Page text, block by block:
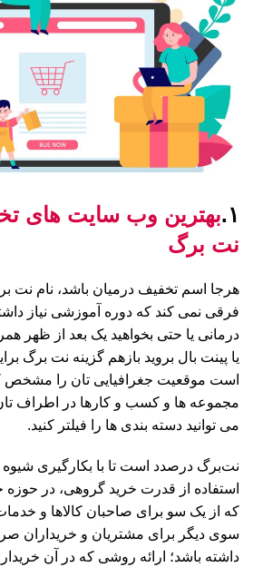
۱. بهترین وب سایت های
نت برگ
هرجا اسم تخفیف درمیان باشد، نام نت
فرقی نمی کند که دوره آموزشی نیاز
درمانی یا حتی بخواهید یک بعد از ظهر
یا پینت بال بروید بازهم گزینه نت برگ
است موقعیت جغرافیایی تان را مشخص
مجموعه ها و کسب و کارها در اطراف
می توانید دسته بندی ها را فیلتر کنید.
نت‌برگ درصدد است تا با بکارگیری شیوه
استفاده از قدرت خرید گروهی، در
که از یک سو برای صاحبان کالاها و
سوی دیگر برای مشتریان و خریداران
داشته باشد؛ ارائه روشی که در آن